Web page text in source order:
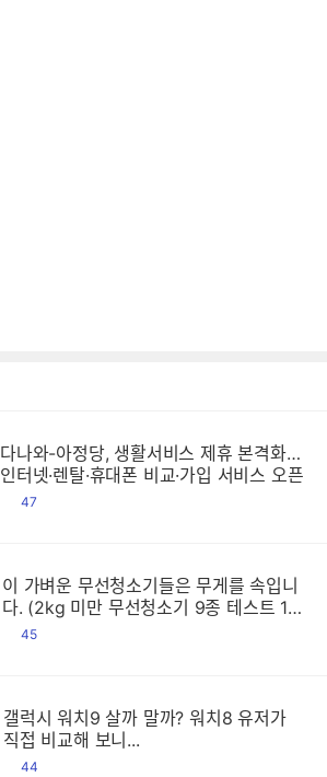
다나와-아정당, 생활서비스 제휴 본격화…
인터넷·렌탈·휴대폰 비교·가입 서비스 오픈
댓
47
이 가벼운 무선청소기들은 무게를 속입니
다. (2kg 미만 무선청소기 9종 테스트 1
편)댓
45
갤럭시 워치9 살까 말까? 워치8 유저가
직접 비교해 보니...
댓
44